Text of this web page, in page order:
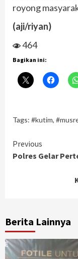
royong
(aji/riyan)
464
Bagikan ini:
Tags: #kutim,
Continue
Reading
Previous
Polres Gelar
Berita Lainnya